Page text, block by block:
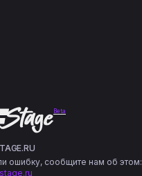
Beta
ошибку, сообщите нам об этом: